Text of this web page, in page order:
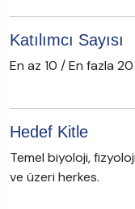
Katılımcı Sayısı
En az 10 / En fazla
Hedef Kitle
Temel biyoloji,
ve üzeri herkes.